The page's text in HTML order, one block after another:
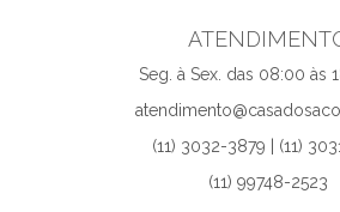
Seg. à Sex. das 08:00 às
(11) 3032-3879 | (11)
(11) 99748-2523